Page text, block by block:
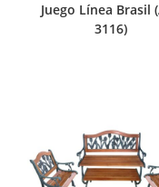
Juego Línea Brasil
3116)